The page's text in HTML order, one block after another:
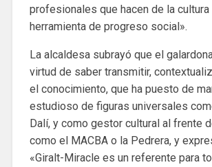
profesionales que hacen de la cultura
herramienta de progreso social».
La alcaldesa subrayó que el
virtud de saber transmitir,
el conocimiento, que ha puesto de
estudioso de figuras universales
Dalí, y como gestor cultural al frente
como el MACBA o la Pedrera, y
«Giralt-Miracle es un referente para